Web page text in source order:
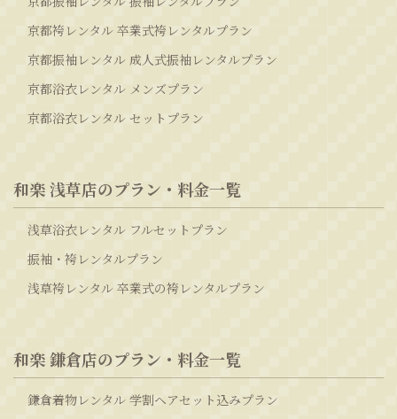
京都袴レンタル 卒業式袴レンタルプラン
京都振袖レンタル 成人式振袖レンタルプラン
京都浴衣レンタル メンズプラン
京都浴衣レンタル セットプラン
和楽 浅草店のプラン・料金一覧
浅草浴衣レンタル フルセットプラン
振袖・袴レンタルプラン
浅草袴レンタル 卒業式の袴レンタルプラン
和楽 鎌倉店のプラン・料金一覧
鎌倉着物レンタル 学割ヘアセット込みプラン